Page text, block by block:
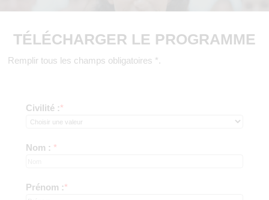
TÉLÉCHARGER LE PROGRAMME
Remplir tous les champs obligatoires *.
Civilité :*
Nom : *
Prénom :*